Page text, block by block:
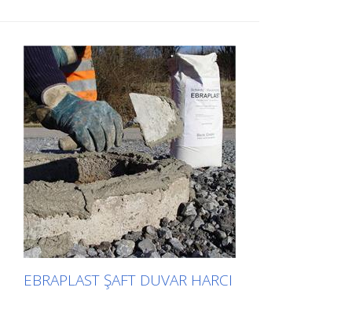
çerçevelerinin altındaki derzler tamamen
doldurulur. Son derece hızlı yük taşıma!
300.000'den fazla menholde
kanıtlanmıştır! Özel nitelikler: - Yüksek
oranda yüklenebilir - ideal akış özellikleri -
büzüşmesiz - sadece 5 ila 8 dakika içinde
çok hızlı ayarlama - tüm yıl boyunca tutarlı
kalite - 0,5 saat sonra 20° C'de yaklaşık
13 N/qmm basınç dayanımı, - 7 gün sonra
yaklaşık 57 N/qmm, 28 gün sonra yaklaşık
65 N/qmm - 25 kg'lık torbalarda
paketlenmiştir
EBRAPLAST ŞAFT DUVAR HARCI